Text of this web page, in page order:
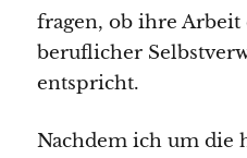
fragen, ob ihre Arbeit
beruflicher
entspricht.
Nachdem ich um die